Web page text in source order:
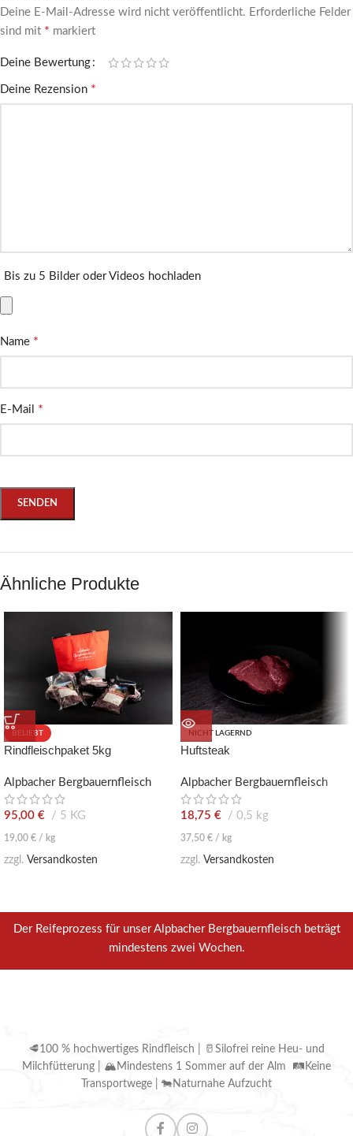
Deine E-Mail-Adresse wird nicht veröffentlicht. Erforderliche Felder
sind mit * markiert
Deine Bewertung
Deine Rezension *
Bis zu 5 Bilder oder Videos hochladen
Name *
E-Mail *
Ähnliche Produkte
BELIEBT
Rindfleischpaket 5kg
Alpbacher Bergbauernfleisch
95,00 € 5 KG
19,00 € / kg
zzgl. Versandkosten
NICHT LAGERND
Huftsteak
Alpbacher Bergbauernfleisch
18,75 € 0,5 kg
37,50 € / kg
zzgl. Versandkosten
Der Reifeprozess für unser Alpbacher Bergbauernfleisch beträgt
mindestens zwei Wochen.
🥩100 % hochwertiges Rindfleisch | 🥛Silofrei reine Heu- und
Milchfütterung | 🏔Mindestens 1 Sommer auf der Alm 🛤Keine
Transportwege | 🐄Naturnahe Aufzucht